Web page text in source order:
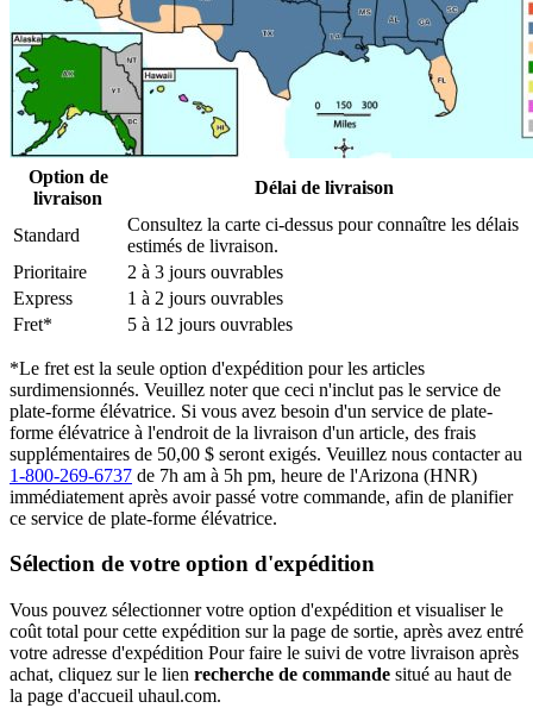
Option de
livraison
Délai de livraison
Standard
Consultez la carte ci-dessus pour connaître les délais
estimés de livraison.
Prioritaire
2 à 3 jours ouvrables
Express
1 à 2 jours ouvrables
Fret*
5 à 12 jours ouvrables
*Le fret est la seule option d'expédition pour les articles
surdimensionnés. Veuillez noter que ceci n'inclut pas le service de
plate-forme élévatrice. Si vous avez besoin d'un service de plate-
forme élévatrice à l'endroit de la livraison d'un article, des frais
supplémentaires de 50,00 $ seront exigés. Veuillez nous contacter au
1-800-269-6737 de 7h am à 5h pm, heure de l'Arizona (HNR)
immédiatement après avoir passé votre commande, afin de planifier
ce service de plate-forme élévatrice.
Sélection de votre option d'expédition
Vous pouvez sélectionner votre option d'expédition et visualiser le
coût total pour cette expédition sur la page de sortie, après avez entré
votre adresse d'expédition Pour faire le suivi de votre livraison après
achat, cliquez sur le lien recherche de commande situé au haut de
la page d'accueil uhaul.com.